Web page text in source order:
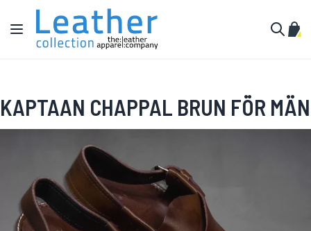
Hoppa till innehållet
Växla Nav
Min
KAPTAAN CHAPPAL BRUN FÖR MÄN